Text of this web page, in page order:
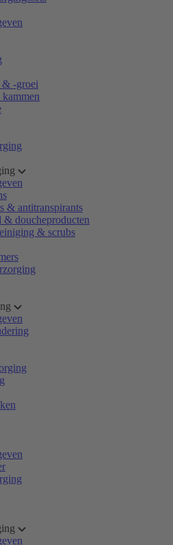
& -groei
& antitranspirants
& doucheproducten
& scrubs